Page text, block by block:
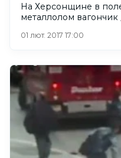
На Херсонщине в
металлолом
01 лют. 2017 17:00